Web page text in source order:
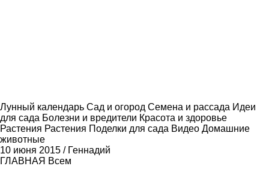
Лунный календарь Сад и огород Семена и рассада Идеи
для сада Болезни и вредители Красота и здоровье
Растения Растения Поделки для сада Видео Домашние
животные
10 июня 2015 / Геннадий
ГЛАВНАЯ Всем